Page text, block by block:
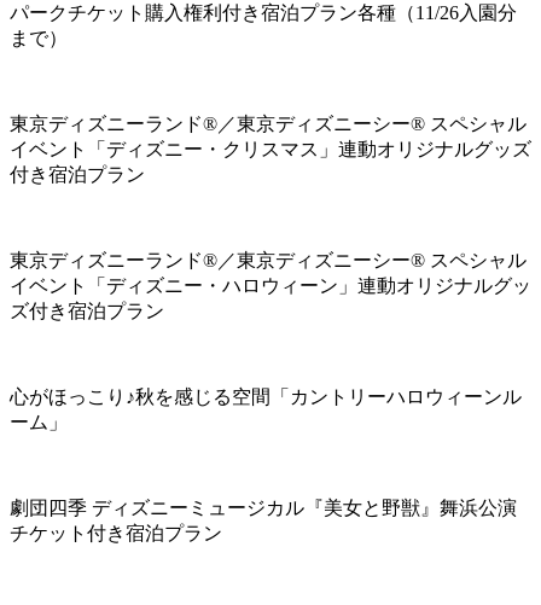
パークチケット購入権利付き宿泊プラン各種（11/26入園分
まで）
東京ディズニーランド®／東京ディズニーシー® スペシャル
イベント「ディズニー・クリスマス」連動オリジナルグッズ
付き宿泊プラン
東京ディズニーランド®／東京ディズニーシー® スペシャル
イベント「ディズニー・ハロウィーン」連動オリジナルグッ
ズ付き宿泊プラン
心がほっこり♪秋を感じる空間「カントリーハロウィーンル
ーム」
劇団四季 ディズニーミュージカル『美女と野獣』舞浜公演
チケット付き宿泊プラン